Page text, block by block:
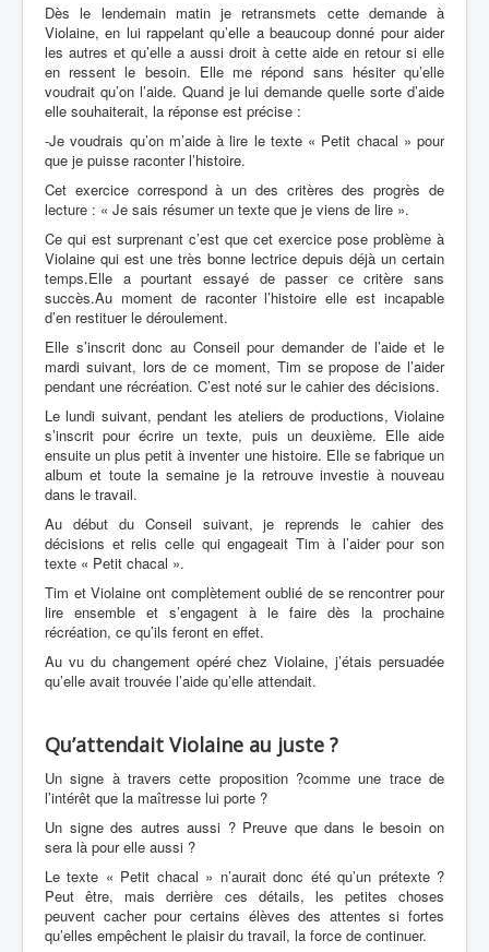
Dès le lendemain matin je retransmets cette demande à
Violaine, en lui rappelant qu’elle a beaucoup donné pour aider
les autres et qu’elle a aussi droit à cette aide en retour si elle
en ressent le besoin. Elle me répond sans hésiter qu’elle
voudrait qu’on l’aide. Quand je lui demande quelle sorte d’aide
elle souhaiterait, la réponse est précise :
-Je voudrais qu’on m’aide à lire le texte « Petit chacal » pour
que je puisse raconter l’histoire.
Cet exercice correspond à un des critères des progrès de
lecture : « Je sais résumer un texte que je viens de lire ».
Ce qui est surprenant c’est que cet exercice pose problème à
Violaine qui est une très bonne lectrice depuis déjà un certain
temps.Elle a pourtant essayé de passer ce critère sans
succès.Au moment de raconter l’histoire elle est incapable
d’en restituer le déroulement.
Elle s’inscrit donc au Conseil pour demander de l’aide et le
mardi suivant, lors de ce moment, Tim se propose de l’aider
pendant une récréation. C’est noté sur le cahier des décisions.
Le lundi suivant, pendant les ateliers de productions, Violaine
s’inscrit pour écrire un texte, puis un deuxième. Elle aide
ensuite un plus petit à inventer une histoire. Elle se fabrique un
album et toute la semaine je la retrouve investie à nouveau
dans le travail.
Au début du Conseil suivant, je reprends le cahier des
décisions et relis celle qui engageait Tim à l’aider pour son
texte « Petit chacal ».
Tim et Violaine ont complètement oublié de se rencontrer pour
lire ensemble et s’engagent à le faire dès la prochaine
récréation, ce qu’ils feront en effet.
Au vu du changement opéré chez Violaine, j’étais persuadée
qu’elle avait trouvée l’aide qu’elle attendait.
Qu’attendait Violaine au juste ?
Un signe à travers cette proposition ?comme une trace de
l’intérêt que la maîtresse lui porte ?
Un signe des autres aussi ? Preuve que dans le besoin on
sera là pour elle aussi ?
Le texte « Petit chacal » n’aurait donc été qu’un prétexte ?
Peut être,
mais derrière ces détails, les petites choses
peuvent cacher pour certains élèves des attentes si fortes
qu’elles empêchent le plaisir du travail, la force de continuer.